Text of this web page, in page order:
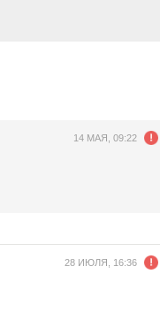
14 МАЯ, 09:22
28 ИЮЛЯ, 16:36